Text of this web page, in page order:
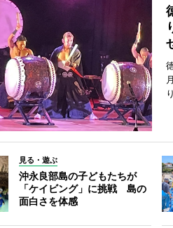
見る・遊ぶ
沖永良部島の子どもたちが
「ケイビング」に挑戦 島の
面白さを体感